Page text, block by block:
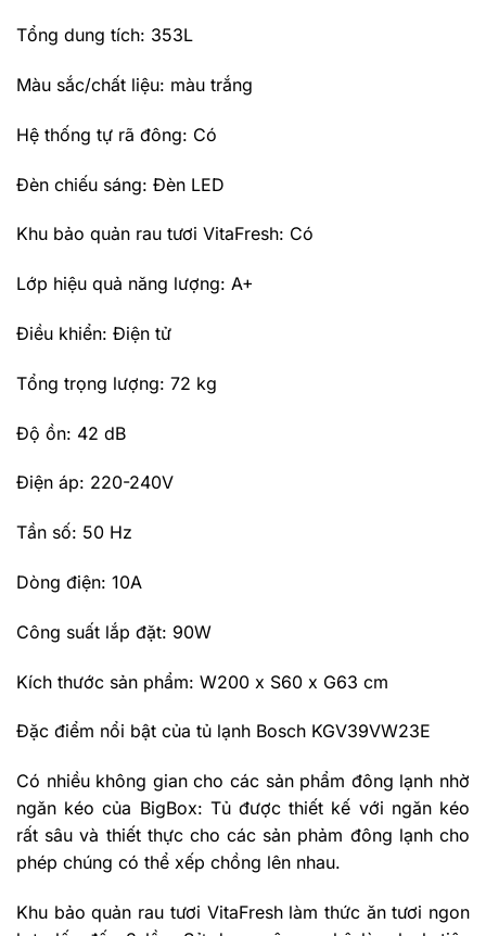
Tổng dung tích: 353L
Màu sắc/chất liệu: màu trắng
Hệ thống tự rã đông: Có
Đèn chiếu sáng: Đèn LED
Khu bảo quản rau tươi VitaFresh: Có
Lớp hiệu quả năng lượng: A+
Điều khiển: Điện tử
Tổng trọng lượng: 72 kg
Độ ồn: 42 dB
Điện áp: 220-240V
Tần số: 50 Hz
Dòng điện: 10A
Công suất lắp đặt: 90W
Kích thước sản phẩm: W200 x S60 x G63 cm
Đặc điểm nổi bật của tủ lạnh Bosch KGV39VW23E
Có nhiều không gian cho các sản phẩm đông lạnh nhờ
ngăn kéo của BigBox: Tủ được thiết kế với ngăn kéo
rất sâu và thiết thực cho các sản phảm đông lạnh cho
phép chúng có thể xếp chồng lên nhau.
Khu bảo quản rau tươi VitaFresh làm thức ăn tươi ngon